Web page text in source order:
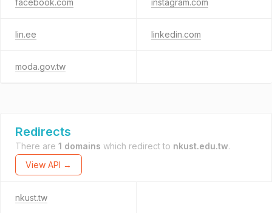
facebook.com instagram.com
lin.ee linkedin.com
moda.gov.tw
Redirects
There are 1 domains which redirect to nkust.edu.tw.
View API →
nkust.tw